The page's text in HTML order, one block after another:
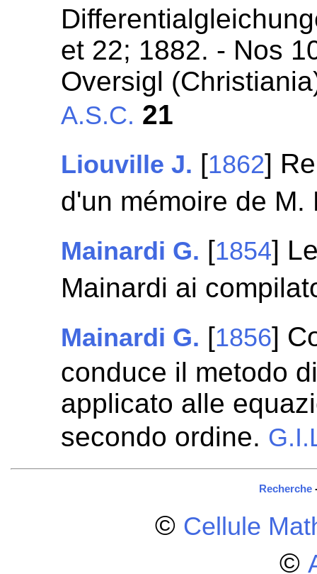
et 22; 1882. - Nos
Oversigl
A.S.C. 21
Liouville J. [1862]
d'un mémoire de
Mainardi G. [1854]
Mainardi ai
Mainardi G. [1856]
conduce il metodo
applicato alle
secondo ordine.
Recherche
© Cellule
©